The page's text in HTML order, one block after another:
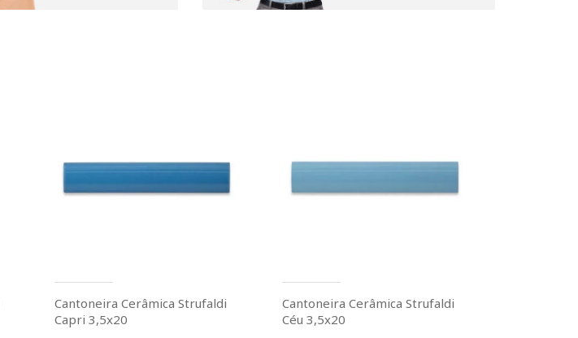
Cantoneira Cerâmica Strufaldi
Capri 3,5x20
Cantoneira Cerâmica Strufaldi
Céu 3,5x20